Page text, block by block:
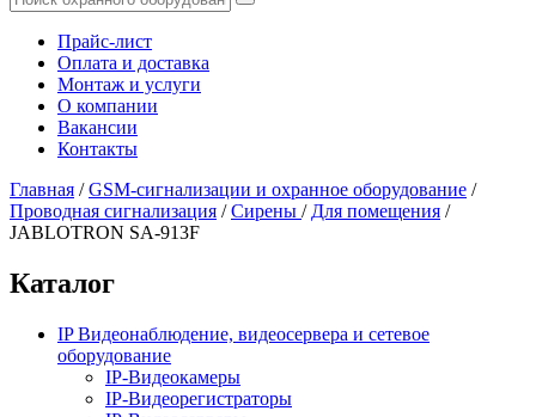
Прайс-лист
Оплата и доставка
Монтаж и услуги
О компании
Вакансии
Контакты
Главная /GSM-сигнализации и охранное оборудование /
Проводная сигнализация /Сирены / Для помещения /
JABLOTRON SA-913F
Каталог
IP Видеонаблюдение, видеосервера и сетевое
оборудование
IP-Видеокамеры
IP-Видеорегистраторы